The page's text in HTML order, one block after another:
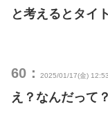
と考えるとタイ
60： 2025/01/17(金)
え？なんだって？